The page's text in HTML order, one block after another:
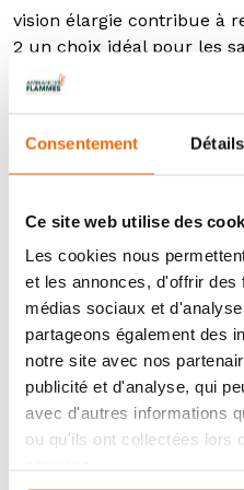
Consentement Détails
Ce site web utilise des
Les cookies nous
et les annonces, d'offrir des
médias sociaux et
partageons également des
notre site avec nos
publicité et d'analyse, qui
avec d'autres informations
ou qu'ils ont collectées lors
vision élargie contribue à
2 un choix idéal pour les
ou bien encore les
profiter du spectacle en
Personnalisation et
Pour ceux qui souhaitent
options de finition
sérigraphiée donne au
moderne. Un cache-
dissimuler le conduit de
plus propre et organisé.
noir brillant peut être
du poêle et lui donner
raffinée.